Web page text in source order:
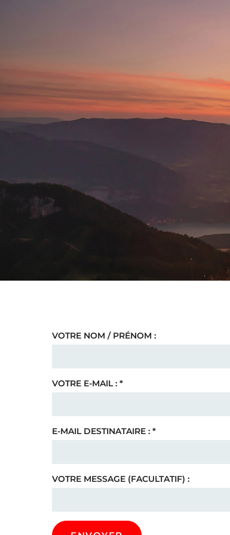
VOTRE NOM / PRÉNOM :
VOTRE E-MAIL : *
E-MAIL DESTINATAIRE : *
VOTRE MESSAGE (FACULTATIF) :